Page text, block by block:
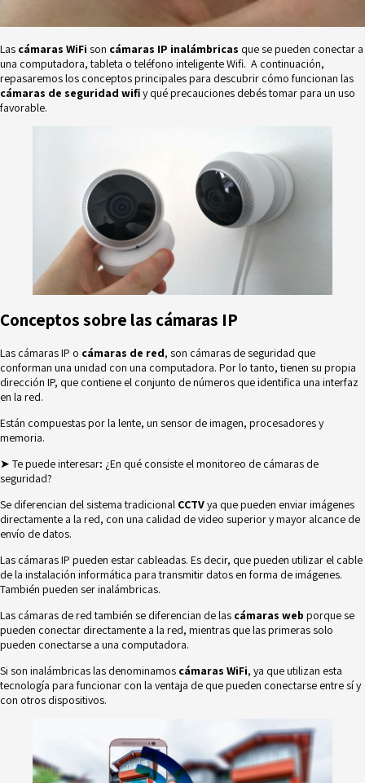
Las cámaras WiFi son cámaras IP inalámbricas que se pueden conectar a
una computadora, tableta o teléfono inteligente Wifi. A continuación,
repasaremos los conceptos principales para descubrir cómo funcionan las
cámaras de seguridad wifiy qué precauciones debés tomar para un uso
favorable.
Conceptos sobre las cámaras IP
Las cámaras IP o cámaras de red, son cámaras de seguridad que
conforman una unidad con una computadora. Por lo tanto, tienen su propia
dirección IP, que contiene el conjunto de números que identifica una interfaz
en la red.
Están compuestas por la lente, un sensor de imagen, procesadores y
memoria.
➤ Te puede interesar: ¿En qué consiste el monitoreo de cámaras de
seguridad?
Se diferencian del sistema tradicional CCTVya que pueden enviar imágenes
directamente a la red, con una calidad de video superior y mayor alcance de
envío de datos.
Las cámaras IP pueden estar cableadas. Es decir, que pueden utilizar el cable
de la instalación informática para transmitir datos en forma de imágenes.
También pueden ser inalámbricas.
Las cámaras de red también se diferencian de las cámaras web porque se
pueden conectar directamente a la red, mientras que las primeras solo
pueden conectarse a una computadora.
Si son inalámbricas las denominamos cámaras WiFi, ya que utilizan esta
tecnología para funcionar con la ventaja de que pueden conectarse entre sí y
con otros dispositivos.